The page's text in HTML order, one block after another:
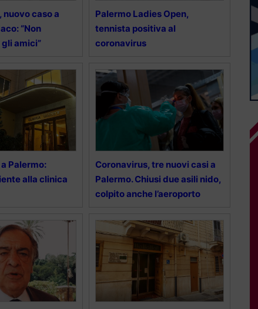
nuovo caso a
“Non
amici”
Palermo Ladies Open,
tennista positiva al
coronavirus
Palermo:
alla clinica
Coronavirus, tre nuovi casi a
Palermo. Chiusi due asili nido,
colpito anche l’aeroporto